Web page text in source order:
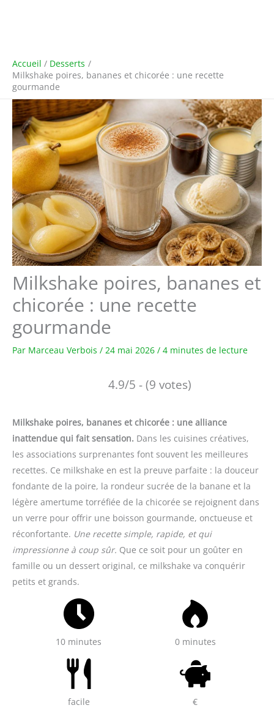
Accueil
Desserts
Milkshake poires, bananes et chicorée : une recette
gourmande
Milkshake poires, bananes et
chicorée : une recette
gourmande
Par Marceau Verbois / 24 mai 2026 / 4 minutes de lecture
4.9/5 - (9 votes)
Milkshake poires, bananes et chicorée : une alliance
inattendue qui fait sensation. Dans les cuisines créatives,
les associations surprenantes font souvent les meilleures
recettes. Ce milkshake en est la preuve parfaite : la douceur
fondante de la poire, la rondeur sucrée de la banane et la
légère amertume torréfiée de la chicorée se rejoignent dans
un verre pour offrir une boisson gourmande, onctueuse et
réconfortante. Une recette simple, rapide, et qui
impressionne à coup sûr. Que ce soit pour un goûter en
famille ou un dessert original, ce milkshake va conquérir
petits et grands.
10 minutes 0 minutes
facile €